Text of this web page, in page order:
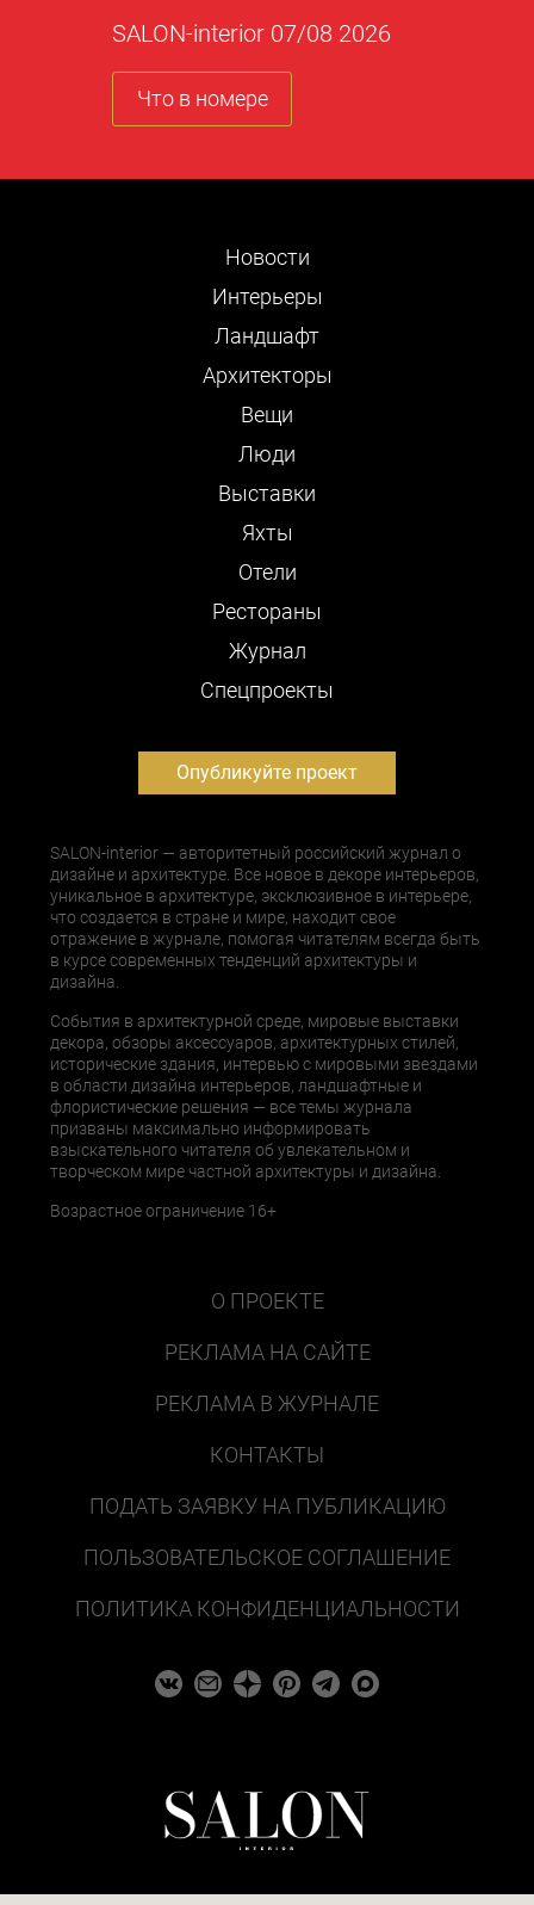
SALON-interior 07/08 2026
Что в номере
Новости
Интерьеры
Ландшафт
Архитекторы
Вещи
Люди
Выставки
Яхты
Отели
Рестораны
Журнал
Cпецпроекты
Опубликуйте проект
SALON-interior — авторитетный российский журнал о
дизайне и архитектуре. Все новое в декоре интерьеров,
уникальное в архитектуре, эксклюзивное в интерьере,
что создается в стране и мире, находит свое
отражение в журнале, помогая читателям всегда быть
в курсе современных тенденций архитектуры и
дизайна.
События в архитектурной среде, мировые выставки
декора, обзоры аксессуаров, архитектурных стилей,
исторические здания, интервью с мировыми звездами
в области дизайна интерьеров, ландшафтные и
флористические решения — все темы журнала
призваны максимально информировать
взыскательного читателя об увлекательном и
творческом мире частной архитектуры и дизайна.
Возрастное ограничение 16+
О ПРОЕКТЕ
РЕКЛАМА НА САЙТЕ
РЕКЛАМА В ЖУРНАЛЕ
КОНТАКТЫ
ПОДАТЬ ЗАЯВКУ НА ПУБЛИКАЦИЮ
ПОЛЬЗОВАТЕЛЬСКОЕ СОГЛАШЕНИЕ
ПОЛИТИКА КОНФИДЕНЦИАЛЬНОСТИ